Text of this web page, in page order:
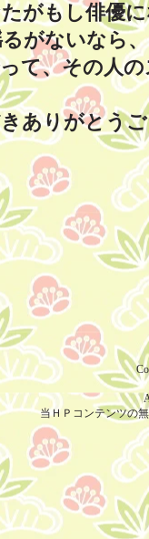
もし俳優に
がないなら
、その人の
りがとうご
当ＨＰコンテンツの